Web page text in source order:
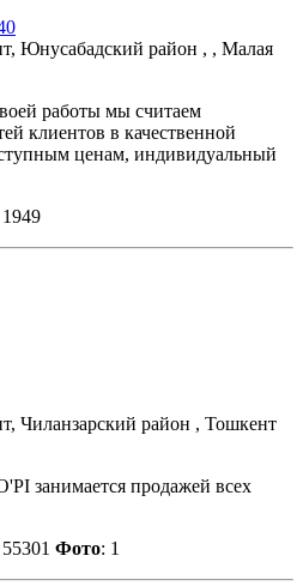
Юнусабадский район , , Малая
работы мы считаем
клиентов в качественной
ценам, индивидуальный
1949
Чиланзарский район , Тошкент
занимается продажей всех
Фото: 1